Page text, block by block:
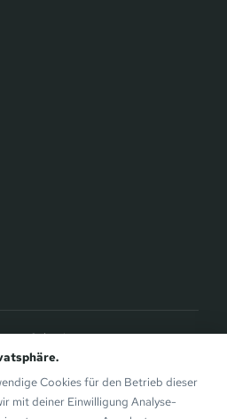
Selection
chalets op de Sunny Side van
van de Bergauer Brothers.
Cookies für den Betrieb dieser
mit deiner Einwilligung Analyse-